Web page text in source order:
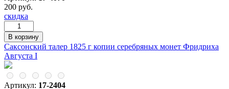
200 руб.
скидка
Саксонский талер 1825 г копии серебряных монет Фридриха
Августа I
Артикул: 17-2404